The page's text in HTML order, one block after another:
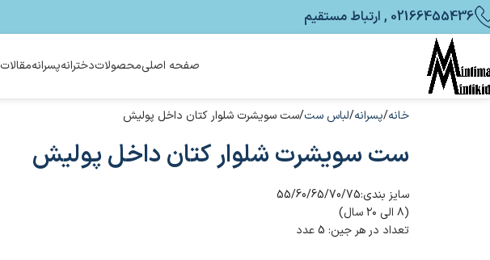
02166455436 , ارتباط مستقیم
صفحه اصلیمحصولاتدخترانهپسرانهمقالات
خانه پسرانه لباس ست ست سویشرت شلوار کتان داخل پولیش
ست سویشرت شلوار کتان داخل پولیش
سایز بندی:55/60/65/70/75
(۸ الی ۲۰ سال)
تعداد در هر جین: 5 عدد